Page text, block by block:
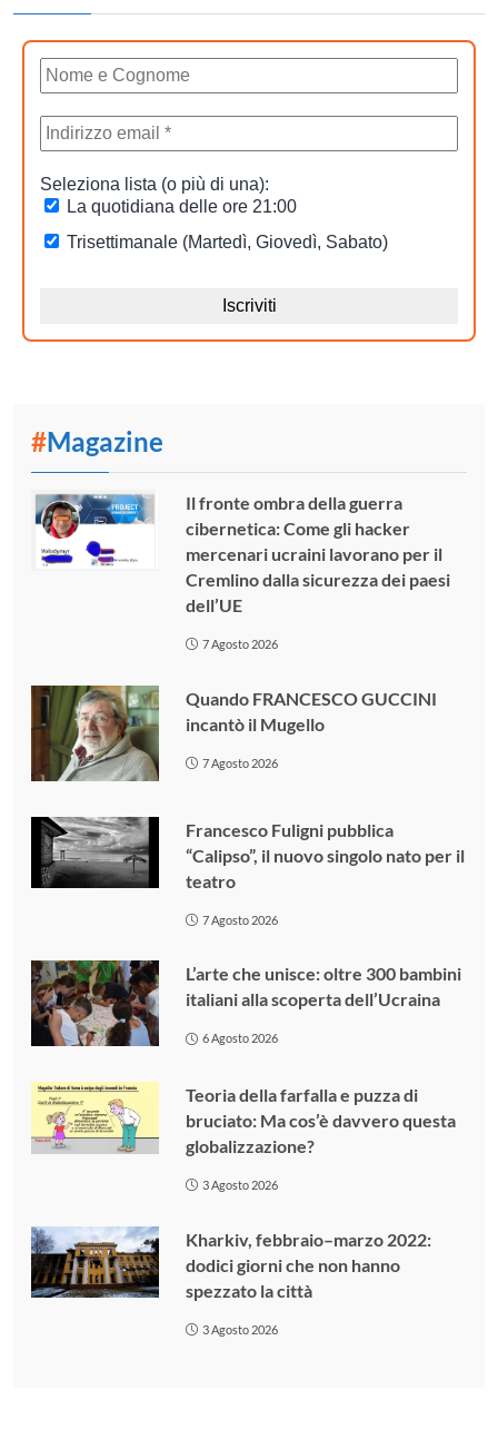
#Magazine
Il fronte ombra della guerra
cibernetica: Come gli hacker
mercenari ucraini lavorano per il
Cremlino dalla sicurezza dei paesi
dell’UE
7 Agosto 2026
Quando FRANCESCO GUCCINI
incantò il Mugello
7 Agosto 2026
Francesco Fuligni pubblica
“Calipso”, il nuovo singolo nato per il
teatro
7 Agosto 2026
L’arte che unisce: oltre 300 bambini
italiani alla scoperta dell’Ucraina
6 Agosto 2026
Teoria della farfalla e puzza di
bruciato: Ma cos’è davvero questa
globalizzazione?
3 Agosto 2026
Kharkiv, febbraio–marzo 2022:
dodici giorni che non hanno
spezzato la città
3 Agosto 2026